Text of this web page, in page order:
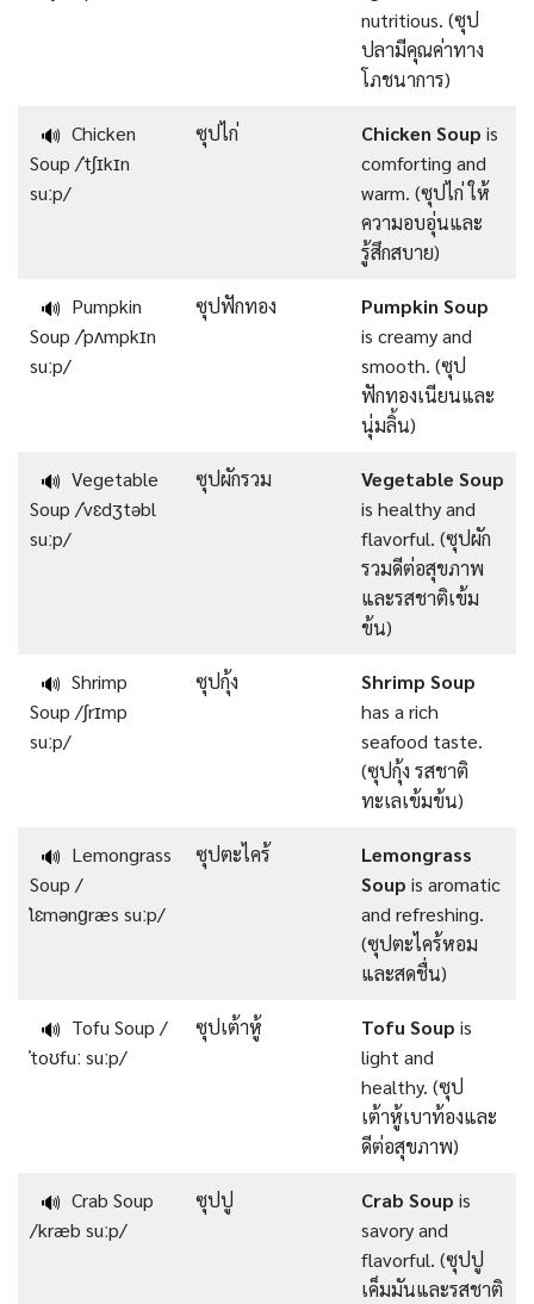
nutritious. (ซุป
ปลามีคุณค่าทาง
โภชนาการ)
🔊 Chicken
Soup /ˈtʃɪkɪn
suːp/
ซุปไก่ Chicken Soup is
comforting and
warm. (ซุปไก่ ให้
ความอบอุ่นและ
รู้สึกสบาย)
🔊 Pumpkin
Soup /ˈpʌmpkɪn
suːp/
ซุปฟักทอง
Pumpkin Soup
is creamy and
smooth. (ซุป
ฟักทองเนียนและ
นุ่มลิ้น)
🔊 Vegetable
Soup /ˈvɛdʒtəbl
suːp/
ซุปผักรวม
Vegetable Soup
is healthy and
flavorful. (ซุปผัก
รวมดีต่อสุขภาพ
และรสชาติเข้ม
ข้น)
🔊 Shrimp
Soup /ʃrɪmp
suːp/
ซุปกุ้ง
Shrimp Soup
has a rich
seafood taste.
(ซุปกุ้ง รสชาติ
ทะเลเข้มข้น)
🔊 Lemongrass
Soup /
ˈlɛmənɡræs suːp/
ซุปตะไคร้
Lemongrass
Soup is aromatic
and refreshing.
(ซุปตะไคร้หอม
และสดชื่น)
🔊 Tofu Soup /
ˈtoʊfuː suːp/
ซุปเต้าหู้ Tofu Soup is
light and
healthy. (ซุป
เต้าหู้เบาท้องและ
ดีต่อสุขภาพ)
🔊 Crab Soup
/kræb suːp/
ซุปปู Crab Soup is
savory and
flavorful. (ซุปปู
เค็มมันและรสชาติ